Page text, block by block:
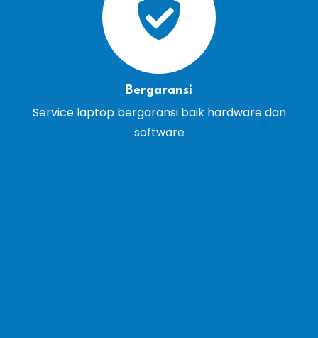
Bergaransi
Service laptop bergaransi baik hardware dan
software